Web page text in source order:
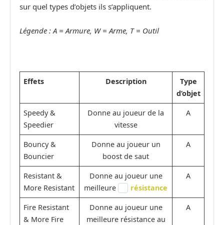
sur quel types d’objets ils s’appliquent.
Légende : A = Armure, W = Arme, T = Outil
Effets Description
Type
d’objet
Speedy &
Speedier
Donne au joueur de la
vitesse
A
Bouncy &
Bouncier
Donne au joueur un
boost de saut
A
Resistant &
More Resistant
Donne au joueur une
meilleure
résistance
A
Fire Resistant
& More Fire
Donne au joueur une
meilleure résistance au
A